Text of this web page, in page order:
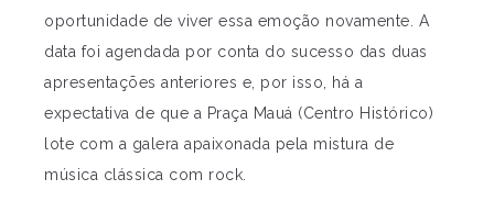
oportunidade de viver essa emoção novamente. A
data foi agendada por conta do sucesso das duas
apresentações anteriores e, por isso, há a
expectativa de que a Praça Mauá (Centro Histórico)
lote com a galera apaixonada pela mistura de
música clássica com rock.